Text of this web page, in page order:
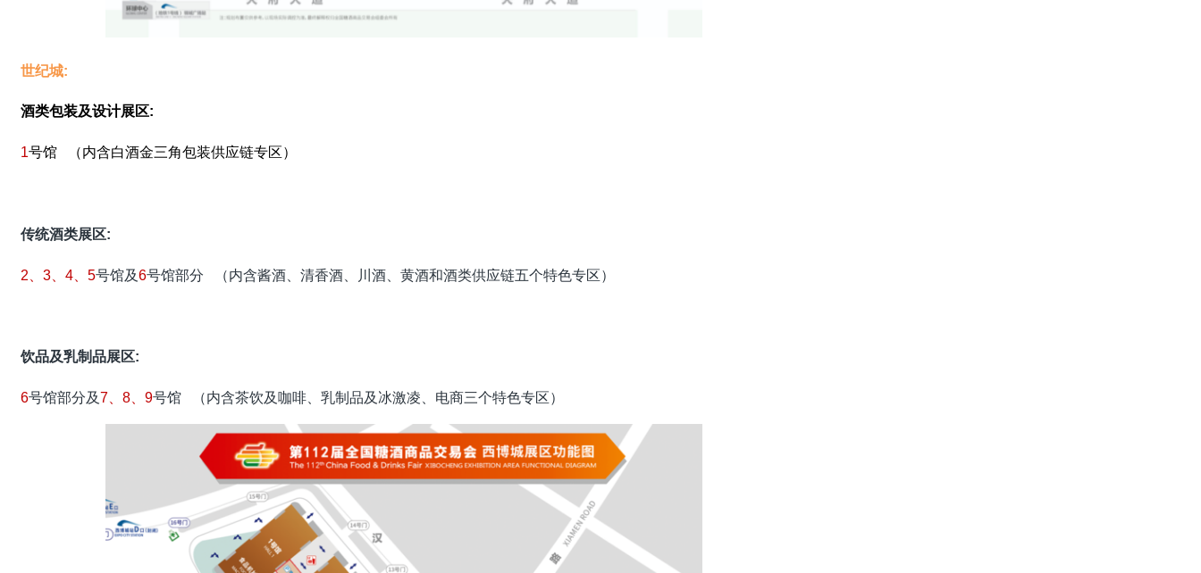
世纪城:
酒类包装及设计展区:
1号馆 （内含白酒金三角包装供应链专区）
传统酒类展区:
2、3、4、5号馆及6号馆部分 （内含酱酒、清香酒、川酒、黄酒和酒类供应链五个特色专区）
饮品及乳制品展区:
6号馆部分及7、8、9号馆 （内含茶饮及咖啡、乳制品及冰激凌、电商三个特色专区）